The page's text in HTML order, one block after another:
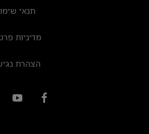
תנאי
מדיניות
הצהרת